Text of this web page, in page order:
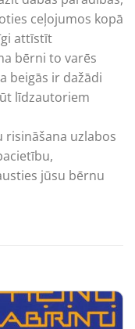
ceļojumos kopā
attīstīt
bērni to varēs
beigās ir dažādi
līdzautoriem
risināšana uzlabos
jūsu bērnu